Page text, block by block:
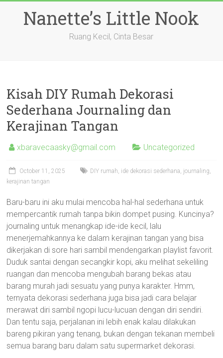
contentNanette’s Little Nook
Ruang Kecil, Cinta Besar
Kisah DIY Rumah Dekorasi
Sederhana Journaling dan
Kerajinan Tangan
xbaravecaasky@gmail.com Uncategorized
October 11, 2025
DIY rumah, ide dekorasi sederhana, journaling,
kerajinan tangan
Baru-baru ini aku mulai mencoba hal-hal sederhana untuk
mempercantik rumah tanpa bikin dompet pusing. Kuncinya?
journaling untuk menangkap ide-ide kecil, lalu
menerjemahkannya ke dalam kerajinan tangan yang bisa
dikerjakan di sore hari sambil mendengarkan playlist favorit.
Duduk santai dengan secangkir kopi, aku melihat sekeliling
ruangan dan mencoba mengubah barang bekas atau
barang murah jadi sesuatu yang punya karakter. Hmm,
ternyata dekorasi sederhana juga bisa jadi cara belajar
merawat diri sambil ngopi lucu-lucuan dengan diri sendiri.
Dan tentu saja, perjalanan ini lebih enak kalau dilakukan
bareng pikiran yang tenang, bukan dengan tekanan membeli
semua barang baru dalam satu supermarket dekorasi.